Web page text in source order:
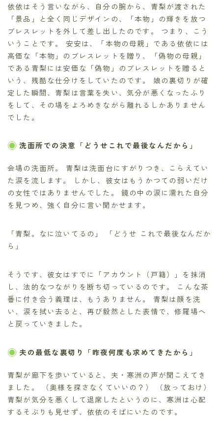
依依はそう言いながら、自分の腕から、青梨が渡された
「景品」と全く同じデザインの、「本物」の輝きを放つ
ブレスレットを外して差し出したのです。 つまり、こう
いうことです。 安安は、「本物の母親」である依依には
高価な「本物」のブレスレットを贈り、「偽物の母親」
である青梨には安価な「偽物」のブレスレットを贈ると
いう、残酷な仕分けをしていたのです。 娘の裏切りが確
定した瞬間、青梨は言葉を失い、気分が悪くなったふり
をして、その場をよろめきながら離れるしかありません
でした。
洗面所での決意「どうせこれで最後なんだから」
会場の洗面所。 青梨は洗面台にすがりつき、こらえてい
た涙を流します。 しかし、彼女はもうかつての弱いだけ
の女性ではありませんでした。 鏡の中の涙に濡れた自分
を見つめ、強く自分に言い聞かせます。
「青梨。なに泣いてるの」 「どうせ これで最後なんだか
ら」
そうです、彼女はすでに「アカウント（戸籍）」を抹消
し、法的なつながりを断ち切っているのです。 こんな茶
番に付き合う義理は、もうありません。 青梨は顔を洗
い、涙を拭い去ると、再び毅然とした表情で、修羅場へ
と戻っていきました。
夫の最低な裏切り「昨夜何度も求めてきたから」
青梨が廊下を歩いていると、夫・寒洲の声が聞こえてき
ました。 （奥様を探さなくていいの？） （放っておけ）
青梨が気分を悪くして退席したというのに、寒洲は心配
するそぶりも見せず、依依のそばにいたのです。